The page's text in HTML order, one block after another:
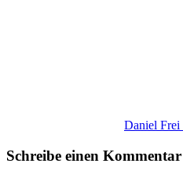
Daniel Frei
Schreibe einen Kommentar